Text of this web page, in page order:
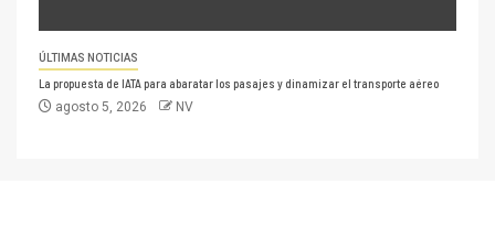
ÚLTIMAS NOTICIAS
La propuesta de IATA para abaratar los pasajes y dinamizar el transporte aéreo
agosto 5, 2026 NV